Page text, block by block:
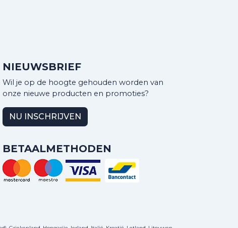
NIEUWSBRIEF
Wil je op de hoogte gehouden worden van
onze nieuwe producten en promoties?
NU INSCHRIJVEN
BETAALMETHODEN